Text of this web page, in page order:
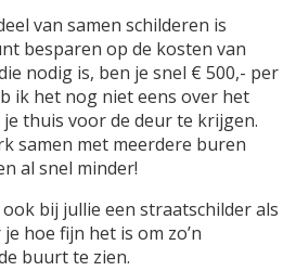
van samen schilderen is
besparen op de kosten van
nodig is, ben je snel € 500,- per
ik het nog niet eens over het
thuis voor de deur te krijgen.
samen met meerdere buren
al snel minder!
bij jullie een straatschilder als
hoe fijn het is om zo’n
buurt te zien.